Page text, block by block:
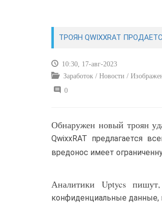
ТРОЯН QWIXXRAT
10:30, 17-авг-2023
Заработок / Новости /
0
Обнаружен новый троян
QwixxRAT предлагается
вредонос имеет
Аналитики Uptycs
конфиденциальные данные,